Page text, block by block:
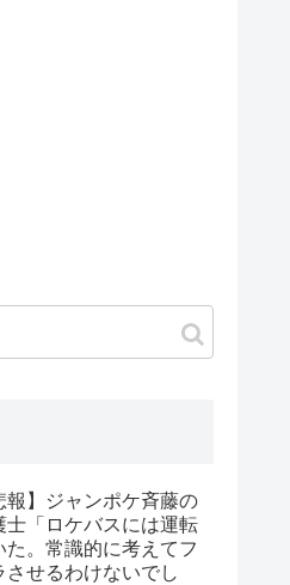
報】ジャンポケ斉藤の
士「ロケバスには運転
た。常識的に考えてフ
させるわけないでし